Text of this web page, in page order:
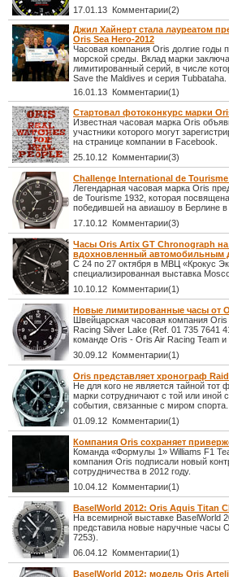
17.01.13 Комментарии(2)
Джил Хайнерт стала лауреатом
Oris Sea Hero-2012
Часовая компания Oris долгие годы
морской среды. Вклад марки
лимитированный серий, в числе
Save the Maldives и серия Tubbataha.
16.01.13 Комментарии(1)
Стартовал фотоконкурс марки
Известная часовая марка Oris
участники которого могут
на странице компании в Facebook.
25.10.12 Комментарии(3)
Challenge International de Tourisme
Легендарная часовая марка Oris
de Tourisme 1932, которая
победившей на авиашоу в Берлине в
17.10.12 Комментарии(3)
Часы Oris Artix GT Chronograph
вдохновленный автомобильным
С 24 по 27 октября в МВЦ «Крокус
специализированная выставка
10.10.12 Комментарии(1)
Новые лимитированные часы от
Швейцарская часовая компания
Racing Silver Lake (Ref. 01 735 7641
команде Oris - Oris Air Racing Team
30.09.12 Комментарии(1)
Oris представляет хронограф
Не для кого не является тайной тот
марки сотрудничают с той или иной
события, связанные с миром спорта.
01.09.12 Комментарии(1)
Компания Oris сохраняет
Команда «Формулы 1» Williams F1
компания Oris подписали новый
сотрудничества в 2012 году.
10.04.12 Комментарии(1)
BaselWorld 2012: Oris Aquis Titan
На всемирной выставке BaselWorld
представила новые наручные часы
7253).
06.04.12 Комментарии(1)
BaselWorld 2012: модель Oris